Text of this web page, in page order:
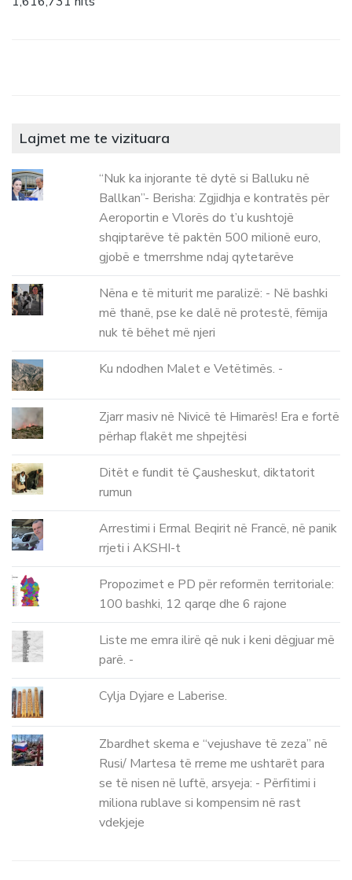
Lajmet me te vizituara
“Nuk ka injorante të dytë si Balluku në
Ballkan”- Berisha: Zgjidhja e kontratës për
Aeroportin e Vlorës do t’u kushtojë
shqiptarëve të paktën 500 milionë euro,
gjobë e tmerrshme ndaj qytetarëve
Nëna e të miturit me paralizë: - Në bashki
më thanë, pse ke dalë në protestë, fëmija
nuk të bëhet më njeri
Ku ndodhen Malet e Vetëtimës. -
Zjarr masiv në Nivicë të Himarës! Era e fortë
përhap flakët me shpejtësi
Ditët e fundit të Çausheskut, diktatorit
rumun
Arrestimi i Ermal Beqirit në Francë, në panik
rrjeti i AKSHI-t
Propozimet e PD për reformën territoriale:
100 bashki, 12 qarqe dhe 6 rajone
Liste me emra ilirë që nuk i keni dëgjuar më
parë. -
Cylja Dyjare e Laberise.
Zbardhet skema e “vejushave të zeza” në
Rusi/ Martesa të rreme me ushtarët para
se të nisen në luftë, arsyeja: - Përfitimi i
miliona rublave si kompensim në rast
vdekjeje